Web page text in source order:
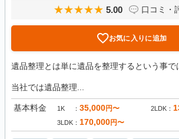
5.00 口コミ・
お気に入りに追加
遺品整理とは単に遺品を整理するという事で
当社では遺品整理...
基本料金 1K 35,000円〜 2LDK
3LDK 170,000円〜